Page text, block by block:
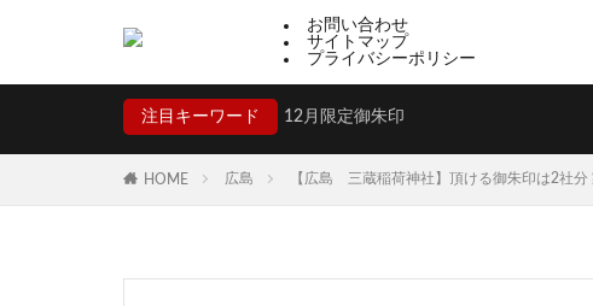
お問い合わせ
サイトマップ
プライバシーポリシー
注目キーワード 12月限定御朱印
HOME 広島 【広島 三蔵稲荷神社】頂ける御朱印は2社